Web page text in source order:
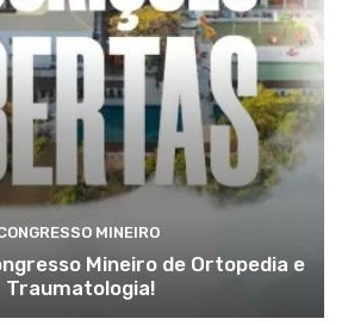
MINEIRO
Mineiro de Ortopedia e
Traumatologia!